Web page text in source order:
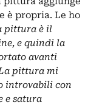
è propria. Le ho
pittura è il
e quindi la
avanti
pittura mi
introvabili con
e satura